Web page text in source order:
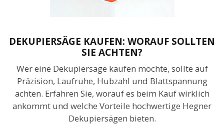
DEKUPIERSÄGE KAUFEN: WORAUF SOLLTEN
SIE ACHTEN?
Wer eine Dekupiersäge kaufen möchte, sollte auf
Präzision, Laufruhe, Hubzahl und Blattspannung
achten. Erfahren Sie, worauf es beim Kauf wirklich
ankommt und welche Vorteile hochwertige Hegner
Dekupiersägen bieten.